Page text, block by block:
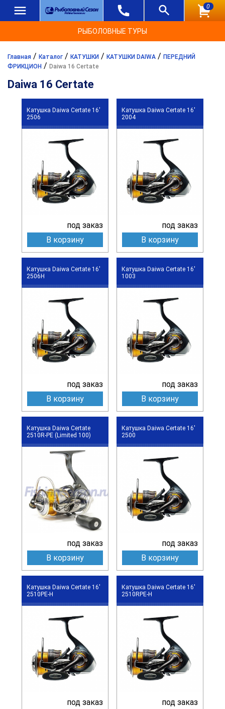
0
РЫБОЛОВНЫЕ ТУРЫ
Главная / Каталог / КАТУШКИ / КАТУШКИ DAIWA / ПЕРЕДНИЙ
ФРИКЦИОН / Daiwa 16 Certate
Daiwa 16 Certate
Катушка Daiwa Certate 16'
2506
под заказ
В корзину
Катушка Daiwa Certate 16'
2004
под заказ
В корзину
Катушка Daiwa Certate 16'
2506H
под заказ
В корзину
Катушка Daiwa Certate 16'
1003
под заказ
В корзину
Катушка Daiwa Certate
2510R-PE (Limited 100)
под заказ
В корзину
Катушка Daiwa Certate 16'
2500
под заказ
В корзину
Катушка Daiwa Certate 16'
2510PE-H
под заказ
Катушка Daiwa Certate 16'
2510RPE-H
под заказ